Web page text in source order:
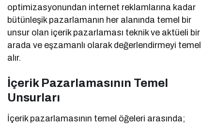
optimizasyonundan internet reklamlarına kadar
bütünleşik pazarlamanın her alanında temel bir
unsur olan içerik pazarlaması teknik ve aktüeli bir
arada ve eşzamanlı olarak değerlendirmeyi temel
alır.
İçerik Pazarlamasının Temel
Unsurları
İçerik pazarlamasının temel öğeleri arasında;